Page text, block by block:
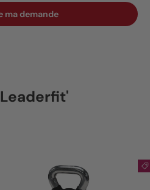
ma demande